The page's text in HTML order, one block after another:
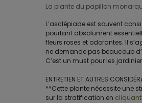
La plante du papillon
L’asclépiade est souvent
pourtant absolument
fleurs roses et odorantes. Il
ne demande pas beaucoup
C’est un must pour les
ENTRETIEN ET AUTRES
**Cette plante nécessite une
sur la stratification en cliquant